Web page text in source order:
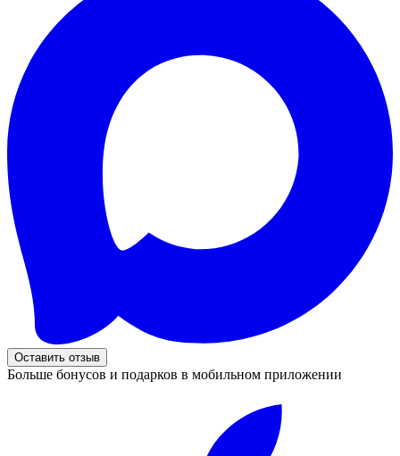
Оставить отзыв
Больше бонусов и подарков в мобильном приложении